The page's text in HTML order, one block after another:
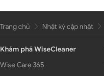
Trang chủ Nhật ký cập nhật
Khám phá WiseCleaner
Wise Care 365